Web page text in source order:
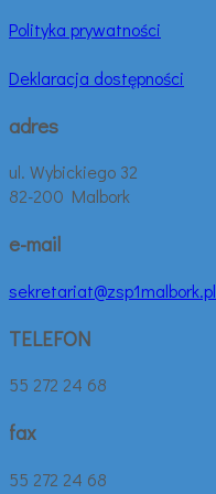
Polityka prywatności
Deklaracja dostępności
adres
ul. Wybickiego 32
82-200 Malbork
e-mail
sekretariat@zsp1malbork.pl
TELEFON
55 272 24 68
fax
55 272 24 68